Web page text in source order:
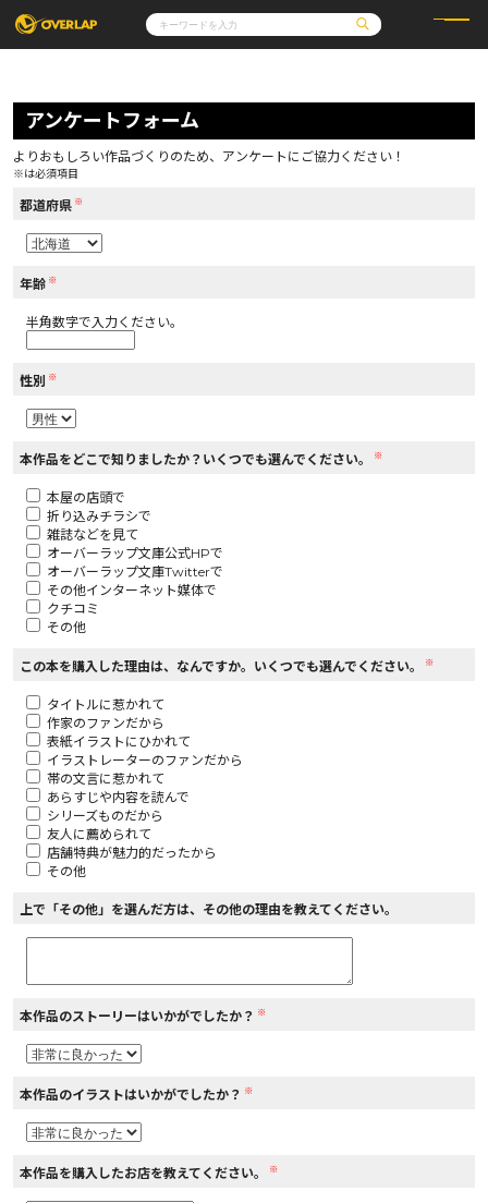
コミック
コミックガルド
コミッククリエ
LiQulle
ラブパルフェ
ライトノベル
ロサージュノベルス
その他
コミックエッセイ
通販・NEWS
OVERLAP STORE
アクセス
オーバーラップホールディングス
コミックパルフェ
閉じる
アンケートフォーム
よりおもしろい作品づくりのため、アンケートにご協力ください！
※は必須項目
都道府県 ※
年齢 ※
半角数字で入力ください。
性別 ※
本作品をどこで知りましたか？いくつでも選んでください。 ※
本屋の店頭で
折り込みチラシで
雑誌などを見て
オーバーラップ文庫公式HPで
オーバーラップ文庫Twitterで
その他インターネット媒体で
クチコミ
その他
この本を購入した理由は、なんですか。いくつでも選んでください。 ※
タイトルに惹かれて
作家のファンだから
表紙イラストにひかれて
イラストレーターのファンだから
帯の文言に惹かれて
あらすじや内容を読んで
シリーズものだから
友人に薦められて
店舗特典が魅力的だったから
その他
上で「その他」を選んだ方は、その他の理由を教えてください。
本作品のストーリーはいかがでしたか？ ※
本作品のイラストはいかがでしたか？ ※
本作品を購入したお店を教えてください。 ※